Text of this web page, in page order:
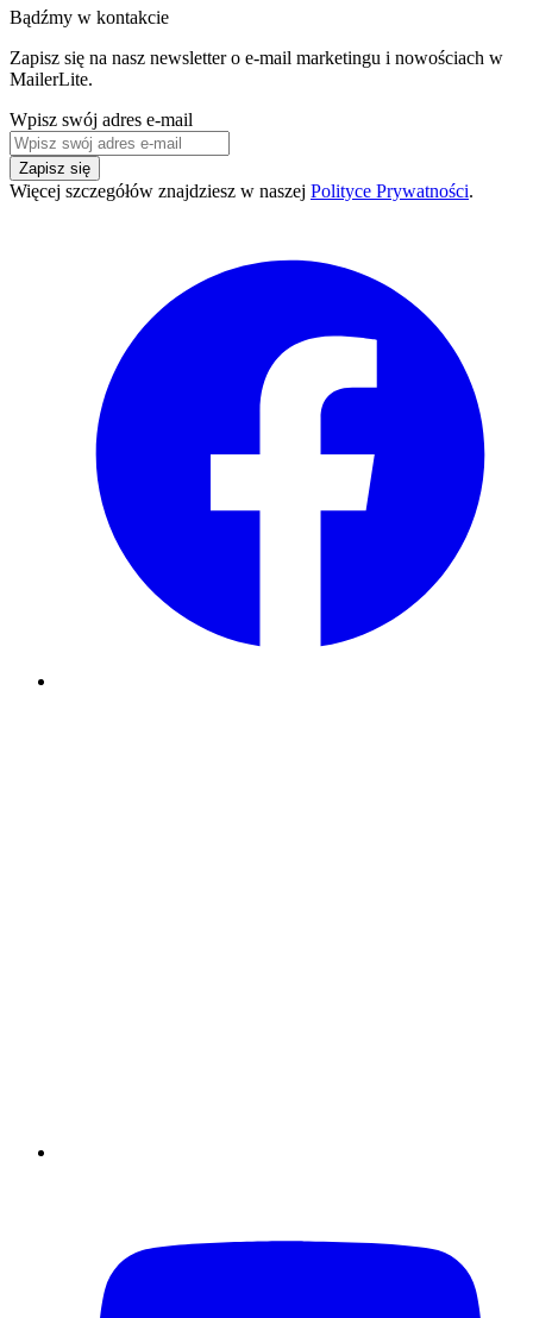
Bądźmy w kontakcie
Zapisz się na nasz newsletter o e-mail marketingu i nowościach w
MailerLite.
Wpisz swój adres e-mail
Zapisz się
Więcej szczegółów znajdziesz w naszej Polityce Prywatności.